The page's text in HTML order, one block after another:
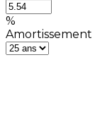
%
Amortissement